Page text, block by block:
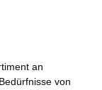
an
von